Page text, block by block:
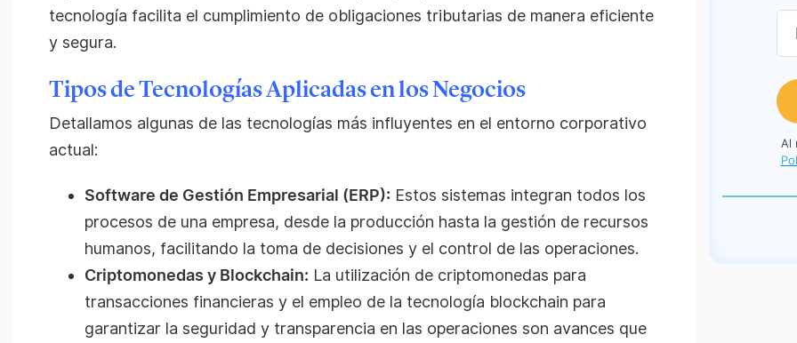
tecnología facilita el cumplimiento de obligaciones tributarias de manera eficiente
y segura.
Tipos de Tecnologías Aplicadas en los Negocios
Detallamos algunas de las tecnologías más influyentes en el entorno corporativo
actual:
Software de Gestión Empresarial (ERP): Estos sistemas integran todos los
procesos de una empresa, desde la producción hasta la gestión de recursos
humanos, facilitando la toma de decisiones y el control de las operaciones.
Criptomonedas y Blockchain: La utilización de criptomonedas para
transacciones financieras y el empleo de la tecnología blockchain para
garantizar la seguridad y transparencia en las operaciones son avances que
Al